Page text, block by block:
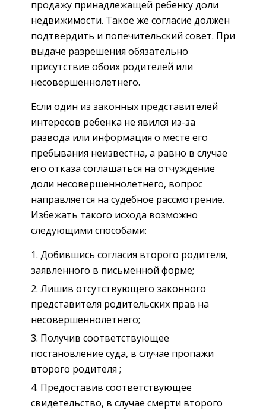
продажу принадлежащей ребенку доли
недвижимости. Такое же согласие должен
подтвердить и попечительский совет. При
выдаче разрешения обязательно
присутствие обоих родителей или
несовершеннолетнего.
Если один из законных представителей
интересов ребенка не явился из-за
развода или информация о месте его
пребывания неизвестна, а равно в случае
его отказа соглашаться на отчуждение
доли несовершеннолетнего, вопрос
направляется на судебное рассмотрение.
Избежать такого исхода возможно
следующими способами:
Добившись согласия второго родителя,
заявленного в письменной форме;
Лишив отсутствующего законного
представителя родительских прав на
несовершеннолетнего;
Получив соответствующее
постановление суда, в случае пропажи
второго родителя ;
Предоставив соответствующее
свидетельство, в случае смерти второго